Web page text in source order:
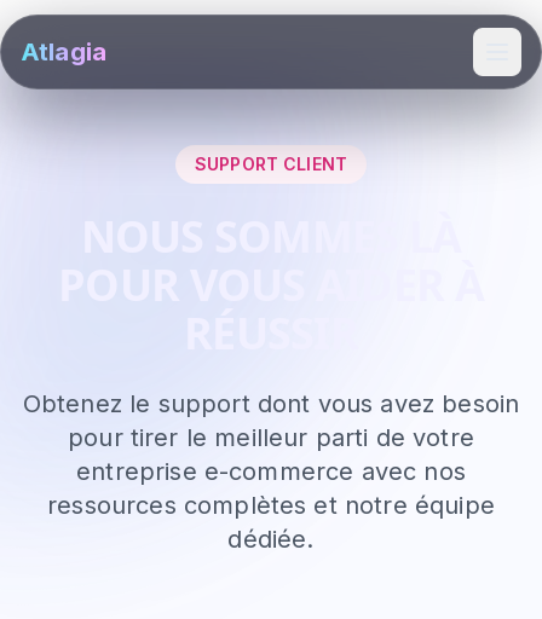
Atlagia
SUPPORT CLIENT
Obtenez le support dont vous avez besoin
pour tirer le meilleur parti de votre
entreprise e-commerce avec nos
ressources complètes et notre équipe
dédiée.